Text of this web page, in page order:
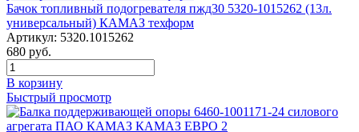
Бачок топливный подогревателя пжд30 5320-1015262 (13л.
универсальный) КАМАЗ техформ
Артикул: 5320.1015262
680 руб.
В корзину
Быстрый просмотр